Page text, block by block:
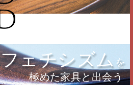
フェチシズム を
極めた家具と出会う